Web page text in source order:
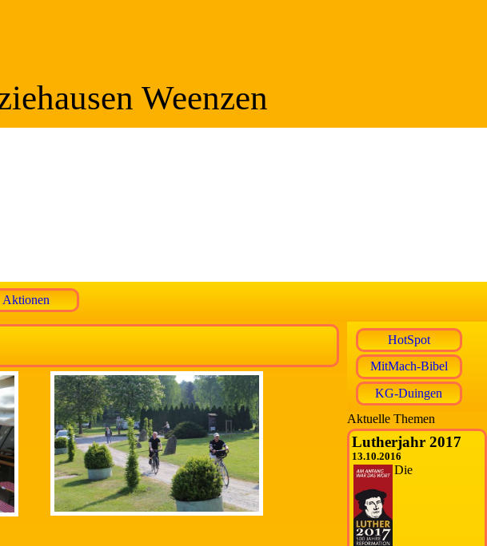
Weenzen
Aktionen
HotSpot
MitMach-Bibel
KG-Duingen
Aktuelle Themen
Lutherjahr 2017
13.10.2016
Die